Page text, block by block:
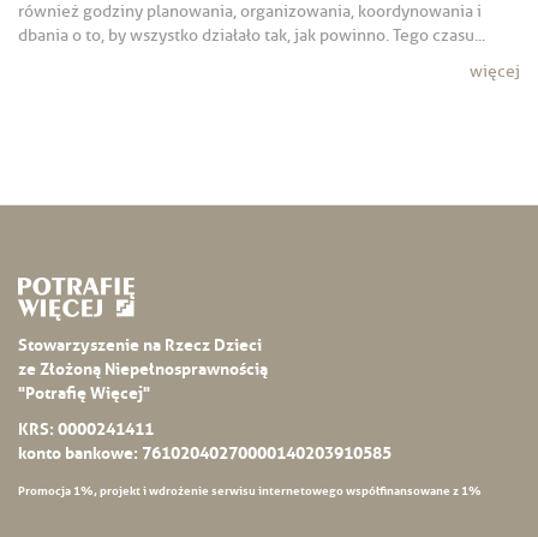
również godziny planowania, organizowania, koordynowania i
dbania o to, by wszystko działało tak, jak powinno. Tego czasu...
więcej
Stowarzyszenie na Rzecz Dzieci
ze Złożoną Niepełnosprawnością
"Potrafię Więcej"
KRS: 0000241411
konto bankowe: 76102040270000140203910585
Promocja 1%, projekt i wdrożenie serwisu internetowego współfinansowane z 1%